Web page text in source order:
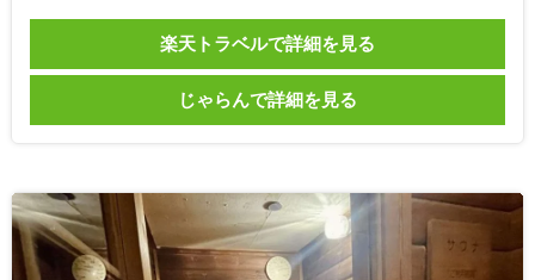
楽天トラベルで詳細を見る
じゃらんで詳細を見る